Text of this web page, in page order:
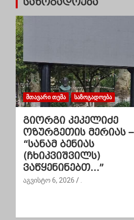
ი
ს
ნ
ა
ვ
ი
გ
ა
ც
ᲛᲗᲐᲕᲐᲠᲘ ᲗᲔᲛᲐ ᲡᲐᲖᲝᲒᲐᲓᲝᲔᲑᲐ
გიორგი კეკელიძე
ოზურგეთის მერიას –
“სანამ ბენიას
(ჩხიკვიშვილს)
ვაწყენინებთ…”
აგვისტო 6, 2026